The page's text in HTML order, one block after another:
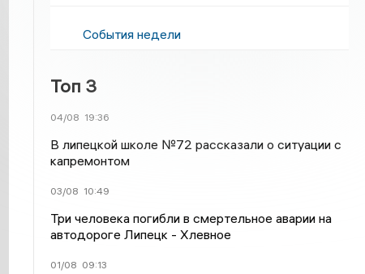
События недели
Топ 3
04/08 19:36
В липецкой школе №72 рассказали о ситуации с
капремонтом
03/08 10:49
Три человека погибли в смертельное аварии на
автодороге Липецк - Хлевное
01/08 09:13